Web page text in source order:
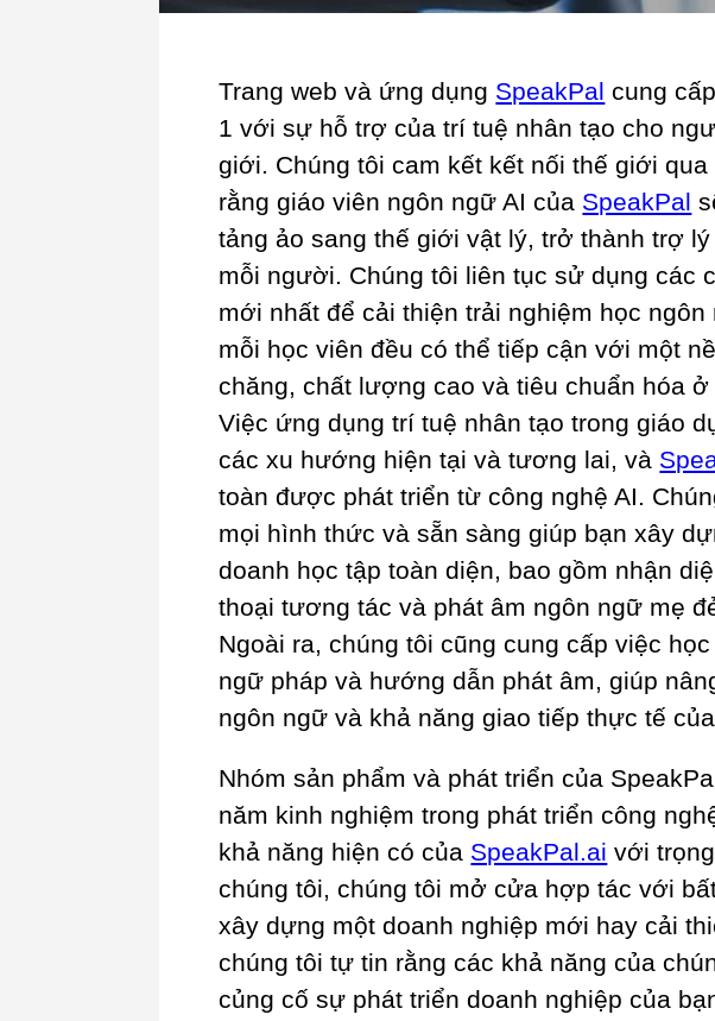
Trang web và ứng dụng SpeakPal cung
1 với sự hỗ trợ của trí tuệ nhân tạo cho
giới. Chúng tôi cam kết kết nối thế giới
rằng giáo viên ngôn ngữ AI của SpeakPal
tảng ảo sang thế giới vật lý, trở thành trợ
mỗi người. Chúng tôi liên tục sử dụng các
mới nhất để cải thiện trải nghiệm học
mỗi học viên đều có thể tiếp cận với một
chăng, chất lượng cao và tiêu chuẩn hóa
Việc ứng dụng trí tuệ nhân tạo trong giáo
các xu hướng hiện tại và tương lai, và
toàn được phát triển từ công nghệ AI.
mọi hình thức và sẵn sàng giúp bạn xây
doanh học tập toàn diện, bao gồm nhận
thoại tương tác và phát âm ngôn ngữ mẹ
Ngoài ra, chúng tôi cũng cung cấp việc
ngữ pháp và hướng dẫn phát âm, giúp
ngôn ngữ và khả năng giao tiếp thực tế
Nhóm sản phẩm và phát triển của
năm kinh nghiệm trong phát triển công
khả năng hiện có của SpeakPal.ai với
chúng tôi, chúng tôi mở cửa hợp tác với
xây dựng một doanh nghiệp mới hay cải
chúng tôi tự tin rằng các khả năng của
củng cố sự phát triển doanh nghiệp của